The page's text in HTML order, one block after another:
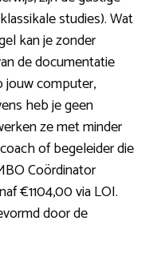
studies). Wat
kan je zonder
de documentatie
jouw computer,
heb je geen
ze met minder
of begeleider die
Coördinator
€1104,00 via LOI.
door de